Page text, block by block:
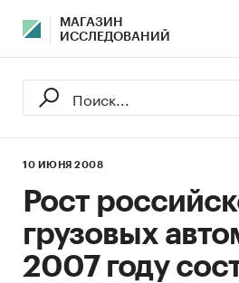
МАГАЗИН
ИССЛЕДОВАНИЙ
10 ИЮНЯ 2008
Рост
грузовых
2007 году